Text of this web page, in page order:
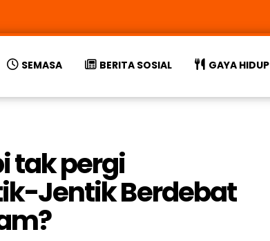
SEMASA BERITA SOSIAL GAYA HIDUP
tak pergi
Jentik Berdebat